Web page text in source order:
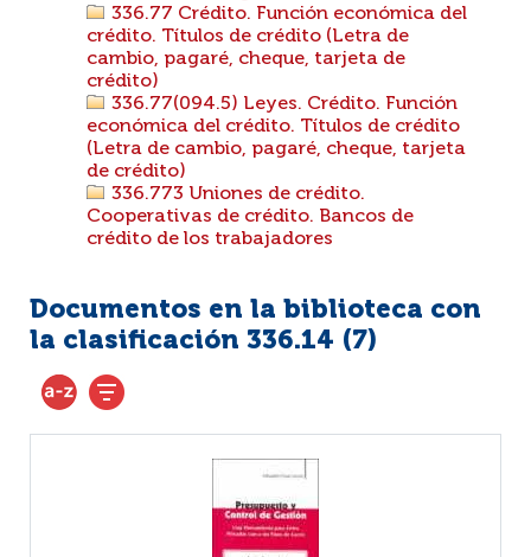
336.77 Crédito. Función económica del
crédito. Títulos de crédito (Letra de
cambio, pagaré, cheque, tarjeta de
crédito)
336.77(094.5) Leyes. Crédito. Función
económica del crédito. Títulos de crédito
(Letra de cambio, pagaré, cheque, tarjeta
de crédito)
336.773 Uniones de crédito.
Cooperativas de crédito. Bancos de
crédito de los trabajadores
Documentos en la biblioteca con
la clasificación 336.14 (7)